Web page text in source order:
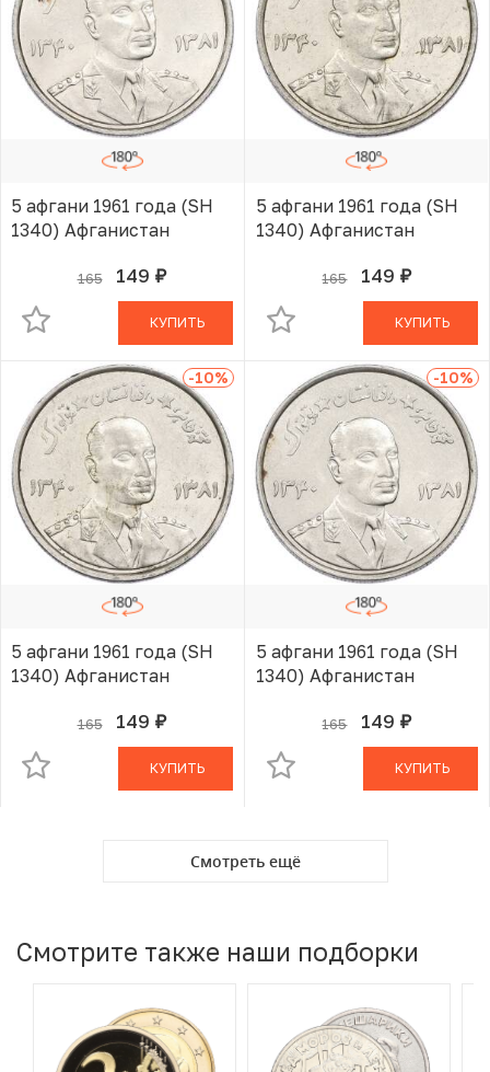
5 афгани 1961 года (SH
1340) Афганистан
165 149 руб.
В КОРЗИНЕ
КУПИТЬ
5 афгани 1961 года (SH
1340) Афганистан
165 149 руб.
В КОРЗИНЕ
КУПИТЬ
-10%
5 афгани 1961 года (SH
1340) Афганистан
165 149 руб.
В КОРЗИНЕ
КУПИТЬ
-10%
5 афгани 1961 года (SH
1340) Афганистан
165 149 руб.
В КОРЗИНЕ
КУПИТЬ
Смотреть ещё
Смотрите также наши подборки